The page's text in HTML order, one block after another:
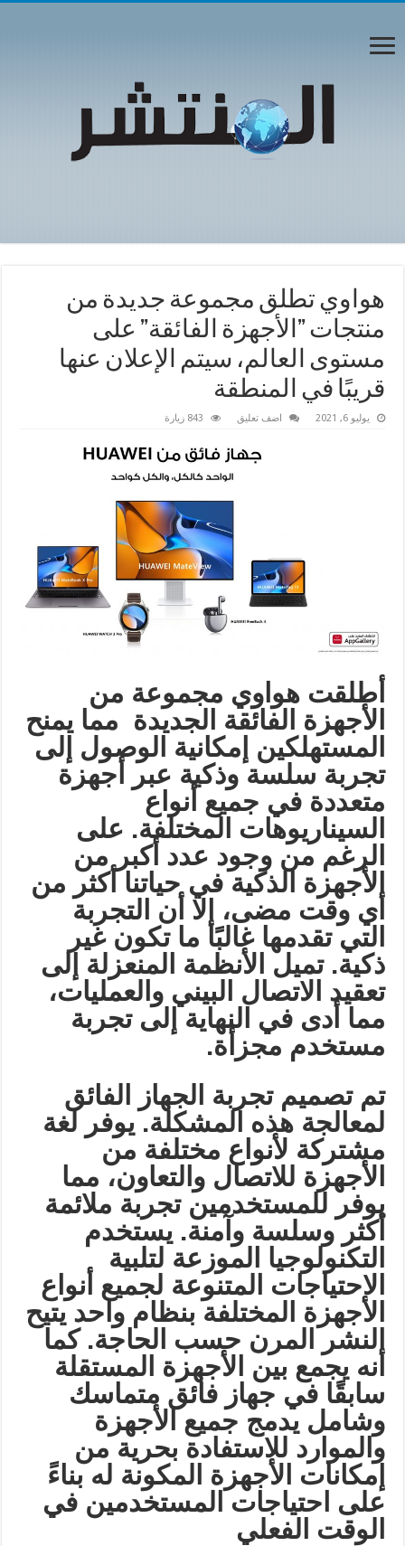
هواوي تطلق مجموعة جديدة من
منتجات ”الأجهزة الفائقة” على
مستوى العالم، سيتم الإعلان عنها
قريبًا في المنطقة
يوليو 6, 2021 اضف تعليق 843 زيارة
أطلقت هواوي مجموعة من
الأجهزة الفائقة الجديدة مما يمنح
المستهلكين إمكانية الوصول إلى
تجربة سلسة وذكية عبر أجهزة
متعددة في جميع أنواع
السيناريوهات المختلفة. على
الرغم من وجود عدد أكبر من
الأجهزة الذكية في حياتنا أكثر من
أي وقت مضى، إلا أن التجربة
التي تقدمها غالبًا ما تكون غير
ذكية. تميل الأنظمة المنعزلة إلى
تعقيد الاتصال البيني والعمليات،
مما أدى في النهاية إلى تجربة
مستخدم مجزأة.
تم تصميم تجربة الجهاز الفائق
لمعالجة هذه المشكلة. يوفر لغة
مشتركة لأنواع مختلفة من
الأجهزة للاتصال والتعاون، مما
يوفر للمستخدمين تجربة ملائمة
أكثر وسلسة وآمنة. يستخدم
التكنولوجيا الموزعة لتلبية
الاحتياجات المتنوعة لجميع أنواع
الأجهزة المختلفة بنظام واحد يتيح
النشر المرن حسب الحاجة. كما
أنه يجمع بين الأجهزة المستقلة
سابقًا في جهاز فائق متماسك
وشامل يدمج جميع الأجهزة
والموارد للاستفادة بحرية من
إمكانات الأجهزة المكونة له بناءً
على احتياجات المستخدمين في
الوقت الفعلي